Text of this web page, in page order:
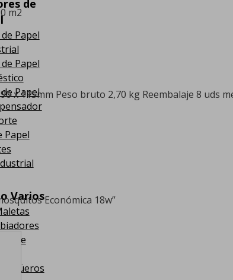
de
Papel
Papel
Papel
Papel
Varios
de
m2
x 115mm Peso bruto 2,70 kg Reembalaje 8 uds
Económica 18w”